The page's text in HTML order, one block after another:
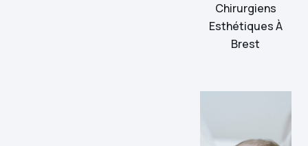
Chirurgiens
Esthétiques À
Brest